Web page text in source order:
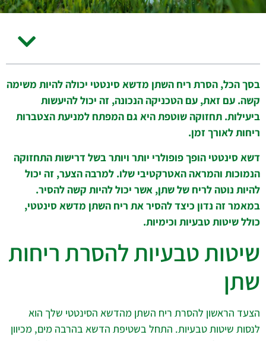
בסך הכל, הסרת ריח השתן מדשא סינטטי יכולה להיות משימה
קשה. עם זאת, עם הטכניקה הנכונה, זה יכול להיעשות
ביעילות. תחזוקה שוטפת היא גם המפתח למניעת הצטברות
ריחות לאורך זמן.
דשא סינטטי הופך פופולרי יותר ויותר בשל דרישות התחזוקה
הנמוכות והמראה האטרקטיבי שלו. למרבה הצער, זה יכול
להיות נוטה לריח של שתן, אשר יכול להיות קשה להסיר.
במאמר זה נדון כיצד להסיר את ריח השתן מדשא סינטטי,
כולל שיטות טבעיות וכימיות.
שיטות טבעיות להסרת ריחות
שתן
הצעד הראשון להסרת ריח השתן מהדשא הסינטטי שלך הוא
לנסות שיטות טבעיות. התחל בשטיפת הדשא בהרבה מים, מכיוון